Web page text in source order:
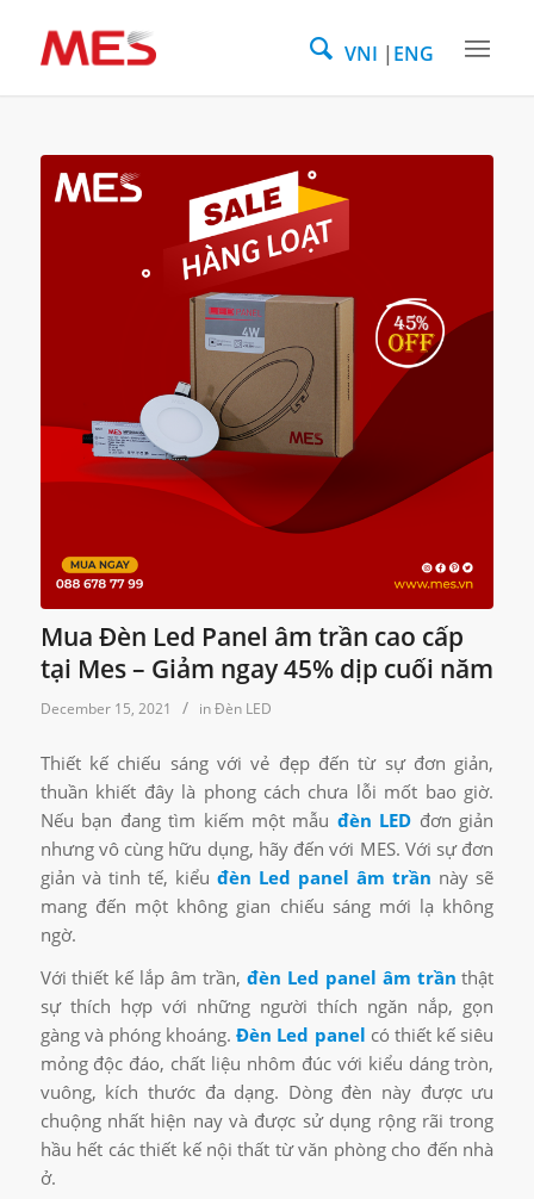
VNI ENG
Mua Đèn Led Panel âm trần cao cấp
tại Mes – Giảm ngay 45% dịp cuối năm
December 15, 2021 / inĐèn LED
Thiết kế chiếu sáng với vẻ đẹp đến từ sự đơn giản,
thuần khiết đây là phong cách chưa lỗi mốt bao giờ.
Nếu bạn đang tìm kiếm một mẫu đèn LED đơn giản
nhưng vô cùng hữu dụng, hãy đến với MES. Với sự đơn
giản và tinh tế, kiểu đèn Led panel âm trần này sẽ
mang đến một không gian chiếu sáng mới lạ không
ngờ.
Với thiết kế lắp âm trần, đèn Led panel âm trần thật
sự thích hợp với những người thích ngăn nắp, gọn
gàng và phóng khoáng.Đèn Led panel có thiết kế siêu
mỏng độc đáo, chất liệu nhôm đúc với kiểu dáng tròn,
vuông, kích thước đa dạng. Dòng đèn này được ưu
chuộng nhất hiện nay và được sử dụng rộng rãi trong
hầu hết các thiết kế nội thất từ văn phòng cho đến nhà
ở.